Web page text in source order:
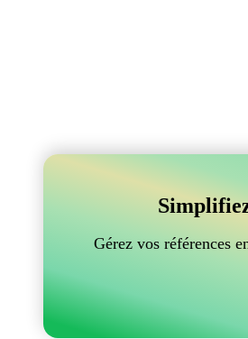
Gérez vos références